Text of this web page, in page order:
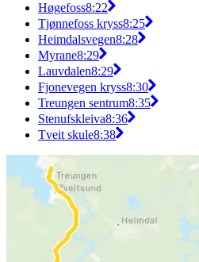
Høgefoss8:22
Tjønnefoss kryss8:25
Heimdalsvegen8:28
Myrane8:29
Lauvdalen8:29
Fjonevegen kryss8:30
Treungen sentrum8:35
Stenufskleiva8:36
Tveit skule8:38